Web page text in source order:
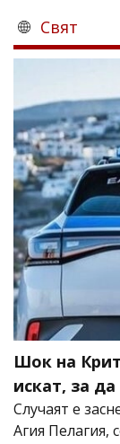
Свят
Шок на
искат, за
Случаят е
Агия Пелагия,